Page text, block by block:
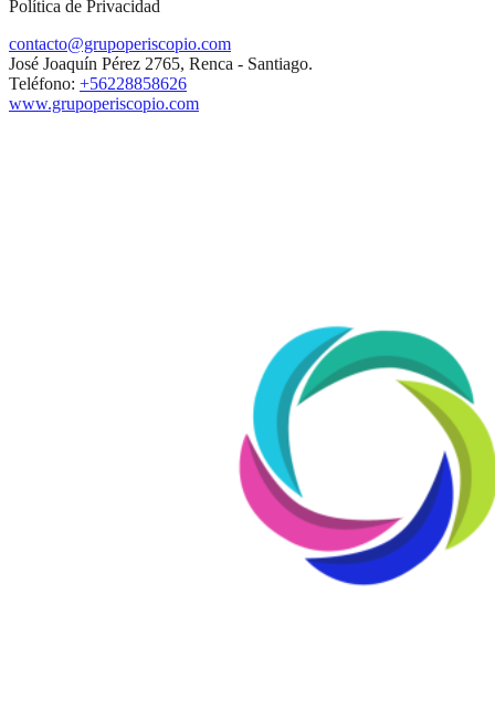
Política de Privacidad
contacto@grupoperiscopio.com
José Joaquín Pérez 2765, Renca - Santiago.
Teléfono: +56228858626
www.grupoperiscopio.com